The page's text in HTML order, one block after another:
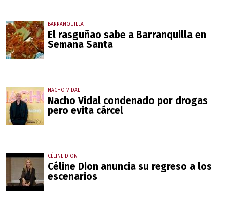
BARRANQUILLA
El rasguñao sabe a Barranquilla en
Semana Santa
NACHO VIDAL
Nacho Vidal condenado por drogas
pero evita cárcel
CÉLINE DION
Céline Dion anuncia su regreso a los
escenarios